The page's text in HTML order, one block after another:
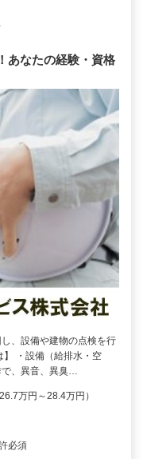
あなたの経験・資格
、設備や建物の点検を行
】 ・設備（給排水・空
、異音、異臭…
万円～28.4万円）
必須